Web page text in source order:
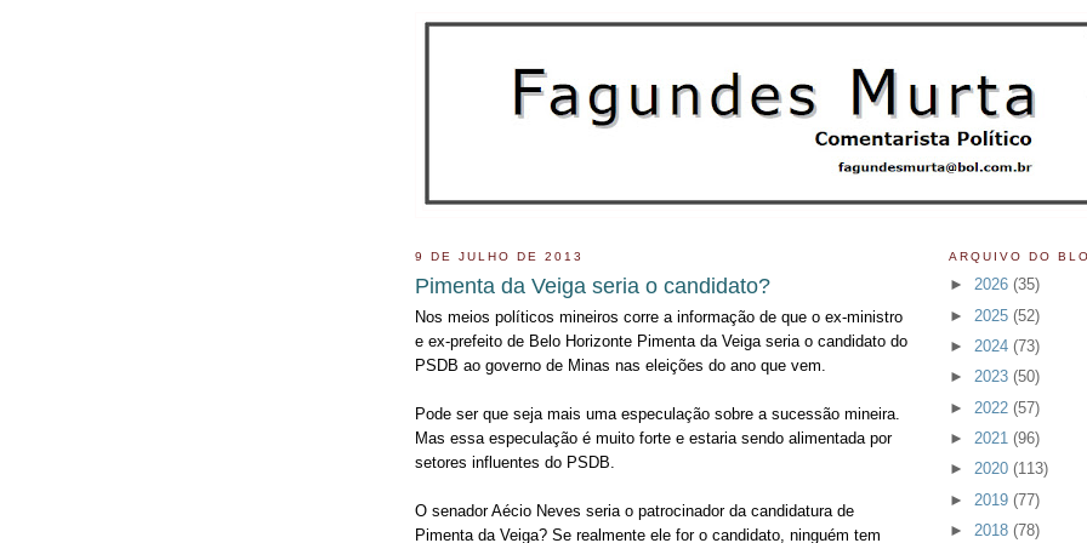
9 DE JULHO DE 2013
Pimenta da Veiga seria o candidato?
Nos meios políticos mineiros corre a informação de que o ex-ministro
e ex-prefeito de Belo Horizonte Pimenta da Veiga seria o candidato do
PSDB ao governo de Minas nas eleições do ano que vem.
Pode ser que seja mais uma especulação sobre a sucessão mineira.
Mas essa especulação é muito forte e estaria sendo alimentada por
setores influentes do PSDB.
O senador Aécio Neves seria o patrocinador da candidatura de
Pimenta da Veiga? Se realmente ele for o candidato, ninguém tem
ARQUIVO DO
► 2026 (35)
► 2025 (52)
► 2024 (73)
► 2023 (50)
► 2022 (57)
► 2021 (96)
► 2020 (113)
► 2019 (77)
► 2018 (78)